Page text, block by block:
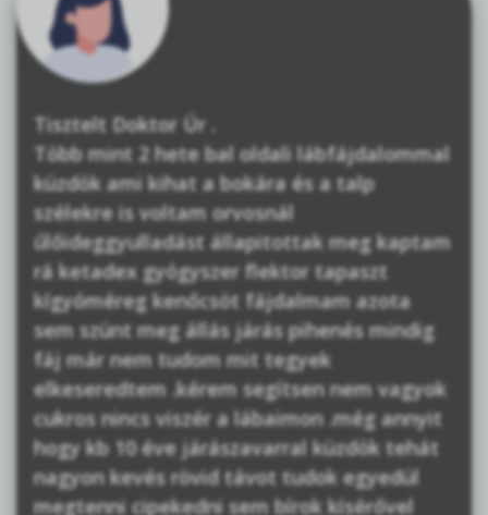
Tisztelt Doktor Úr .
Több mint 2 hete bal oldali lábfájdalommal
küzdök ami kihat a bokára és a talp
szélekre is voltam orvosnál
űlőideggyulladást állapitottak meg kaptam
rá ketadex gyógyszer flektor tapaszt
kígyóméreg kenőcsöt fájdalmam azota
sem szünt meg állás járás pihenés mindig
fáj már nem tudom mit tegyek
elkeseredtem .kérem segítsen nem vagyok
cukros nincs viszér a lábaimon .még annyit
hogy kb 10 éve járászavarral küzdök tehát
nagyon kevés rövid távot tudok egyedül
megtenni cipekedni sem bírok kísérővel